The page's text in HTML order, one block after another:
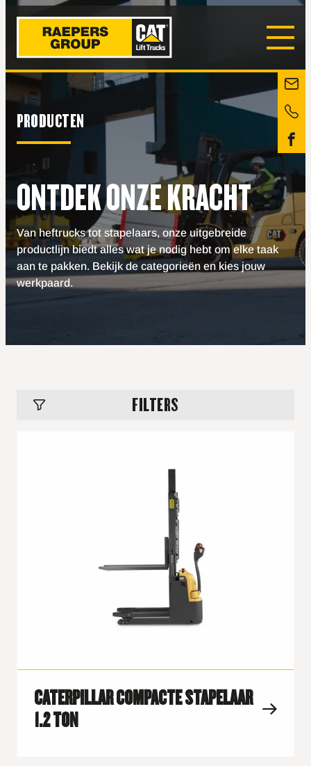
PRODUCTEN
ONTDEK ONZE KRACHT
Van heftrucks tot stapelaars, onze uitgebreide
productlijn biedt alles wat je nodig hebt om elke taak
aan te pakken. Bekijk de categorieën en kies jouw
werkpaard.
FILTERS
CATERPILLAR COMPACTE STAPELAAR
1.2 TON